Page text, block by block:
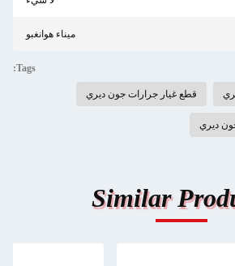
ميناء هوانغبو
Tags:
قطع غيار جرارات جون ديري
ديري
Similar